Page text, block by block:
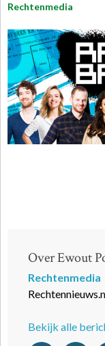
Rechtenmedia
Over Ewout
Rechtenmedia
Bekijk alle